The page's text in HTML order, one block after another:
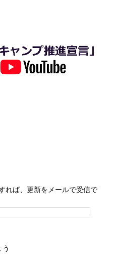
れば、更新をメールで受信で